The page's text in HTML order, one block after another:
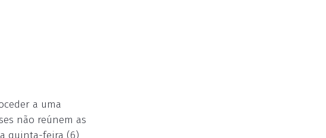
a uma
não reúnem as
quinta-feira (6)